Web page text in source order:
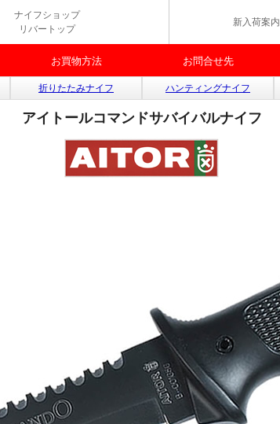
ナイフショップ
リバートップ
新入荷案内
お買物方法 お問合せ先
折りたたみナイフ ハンティングナイフ
アイトールコマンドサバイバルナイフ